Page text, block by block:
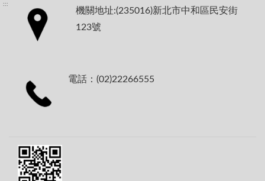
:::
機關地址:(235016)新北市中和區民安街
123號
電話：(02)22266555